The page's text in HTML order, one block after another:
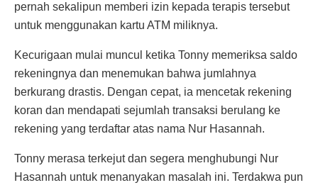
pernah sekalipun memberi izin kepada terapis tersebut
untuk menggunakan kartu ATM miliknya.
Kecurigaan mulai muncul ketika Tonny memeriksa saldo
rekeningnya dan menemukan bahwa jumlahnya
berkurang drastis. Dengan cepat, ia mencetak rekening
koran dan mendapati sejumlah transaksi berulang ke
rekening yang terdaftar atas nama Nur Hasannah.
Tonny merasa terkejut dan segera menghubungi Nur
Hasannah untuk menanyakan masalah ini. Terdakwa pun